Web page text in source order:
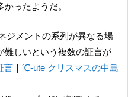
ったようだ。
難しいという複数の証言が
言 ｜ ℃-ute クリスマスの中島